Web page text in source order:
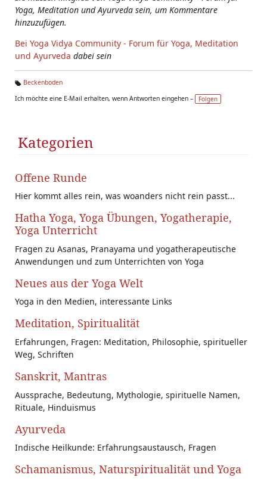
Yoga, Meditation und Ayurveda sein, um Kommentare
hinzuzufügen.
Bei Yoga Vidya Community - Forum für Yoga, Meditation
und Ayurveda dabei sein
g
Beckenboden
Ich möchte eine E-Mail erhalten, wenn Antworten eingehen –
Folgen
Kategorien
Offene Runde
Hier kommt alles rein, was woanders nicht rein passt...
Hatha Yoga, Yoga Übungen, Yogatherapie,
Yoga Unterricht
Fragen zu Asanas, Pranayama und yogatherapeutische
Anwendungen und zum Unterrichten von Yoga
Neues aus der Yoga Welt
Yoga in den Medien, interessante Links
Meditation, Spiritualität
Erfahrungen, Fragen: Meditation, Philosophie, spiritueller
Weg, Schriften
Sanskrit, Mantras
Aussprache, Bedeutung, Mythologie, spirituelle Namen,
Rituale, Hinduismus
Ayurveda
Indische Heilkunde: Erfahrungsaustausch, Fragen
Schamanismus, Naturspiritualität und Yoga